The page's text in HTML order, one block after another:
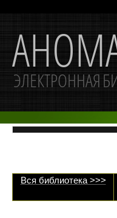
Вся библиотека >>>